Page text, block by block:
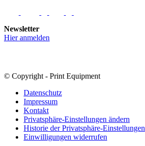
Newsletter
Hier anmelden
© Copyright - Print Equipment
Datenschutz
Impressum
Kontakt
Privatsphäre-Einstellungen ändern
Historie der Privatsphäre-Einstellungen
Einwilligungen widerrufen